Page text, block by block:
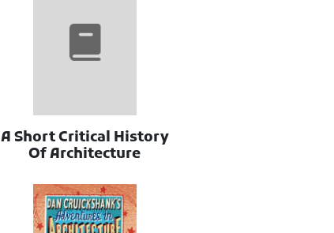
A Short Critical History
Of Architecture